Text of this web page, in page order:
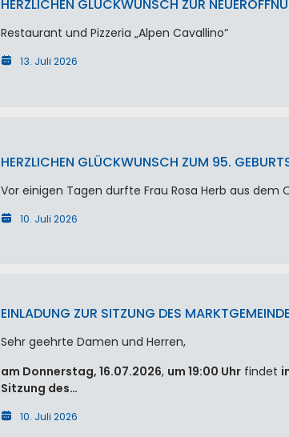
HERZLICHEN GLÜCKWUNSCH ZUR
Restaurant und Pizzeria „Alpen Cavallino“
13. Juli 2026
HERZLICHEN GLÜCKWUNSCH ZUM 95.
Vor einigen Tagen durfte Frau Rosa Herb aus dem
10. Juli 2026
EINLADUNG ZUR SITZUNG DES
Sehr geehrte Damen und Herren,
am Donnerstag, 16.07.2026, um 19:00 Uhr findet
Sitzung des…
10. Juli 2026